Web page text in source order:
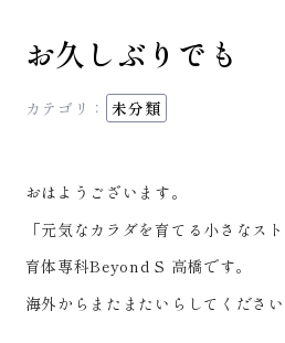
お久しぶりでも
カテゴリ： 未分類
おはようございます。
「元気なカラダを育てる小さなス
育体専科Beyond S 高橋です。
海外からまたまたいらしてください